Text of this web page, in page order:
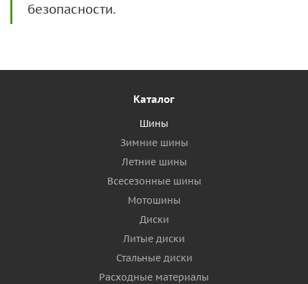
безопасности.
Каталог
Шины
Зимние шины
Летние шины
Всесезонные шины
Мотошины
Диски
Литые диски
Стальные диски
Расходные материалы